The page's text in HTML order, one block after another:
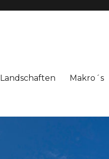
Landschaften Makro´s